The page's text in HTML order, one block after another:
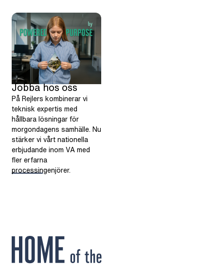
Jobba hos oss
På Rejlers kombinerar vi
teknisk expertis med
hållbara lösningar för
morgondagens samhälle. Nu
stärker vi vårt nationella
erbjudande inom VA med
fler erfarna
processingenjörer.